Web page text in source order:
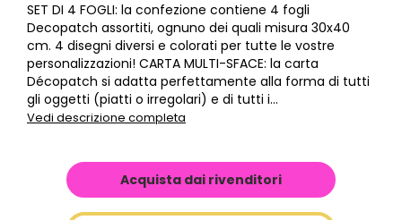
SET DI 4 FOGLI: la confezione contiene 4 fogli
Decopatch assortiti, ognuno dei quali misura 30x40
cm. 4 disegni diversi e colorati per tutte le vostre
personalizzazioni! CARTA MULTI-SFACE: la carta
Décopatch si adatta perfettamente alla forma di tutti
gli oggetti (piatti o irregolari) e di tutti i...
Vedi descrizione completa
Acquista dai rivenditori